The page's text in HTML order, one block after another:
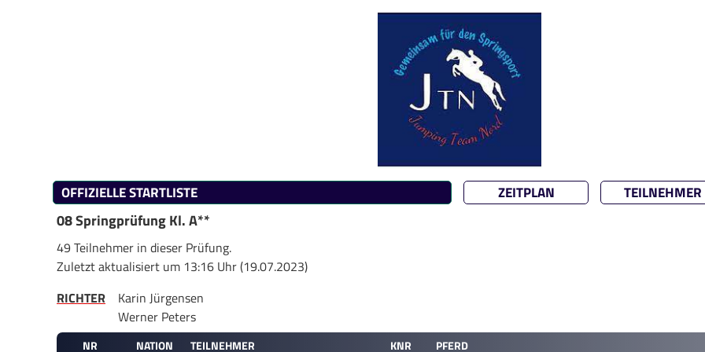
OFFIZIELLE STARTLISTE ZEITPLAN TEILNEHMER
08 Springprüfung Kl. A**
49 Teilnehmer in dieser Prüfung.
Zuletzt aktualisiert um 13:16 Uhr (19.07.2023)
RICHTER
Karin Jürgensen
Werner Peters
NR NATION TEILNEHMER KNR
PFERD